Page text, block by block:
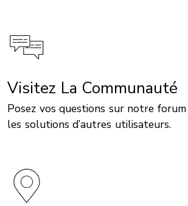
Visitez La Communauté
Posez vos questions sur notre
les solutions d’autres utilisateurs.